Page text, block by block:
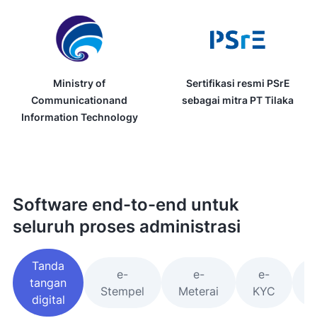
Ministry of
Communicationand
Information Technology
Sertifikasi resmi PSrE
sebagai mitra PT Tilaka
Software end-to-end untuk
seluruh proses administrasi
Tanda
tangan
digital
e-
Stempel
e-
Meterai
e-
KYC